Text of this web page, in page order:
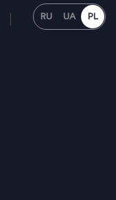
RU UA PL